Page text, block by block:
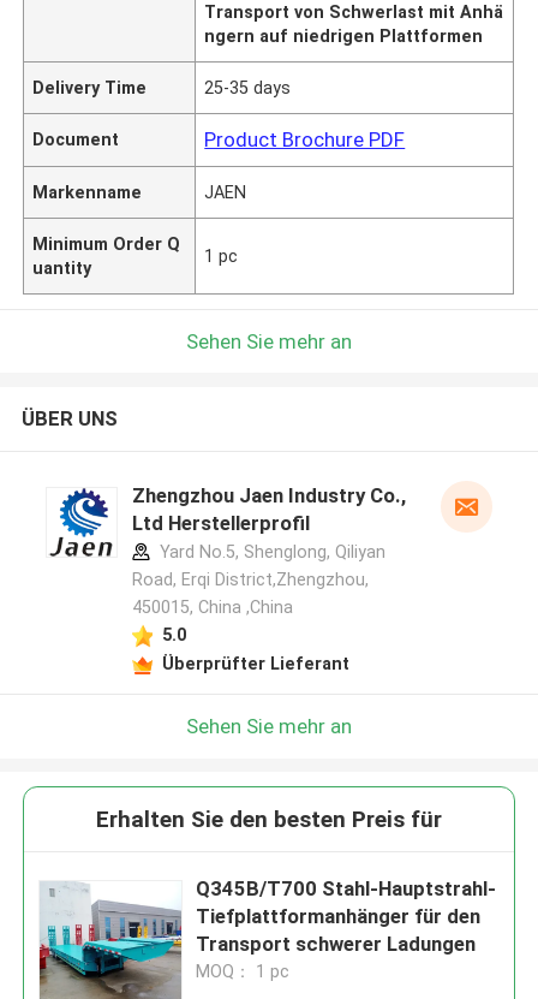
Transport von Schwerlast mit Anhä
ngern auf niedrigen Plattformen
Delivery Time 25-35 days
Document Product Brochure PDF
Markenname JAEN
Minimum Order Q
uantity
1 pc
Sehen Sie mehr an
ÜBER UNS
Zhengzhou Jaen Industry Co.,
Ltd Herstellerprofil
Yard No.5, Shenglong, Qiliyan
Road, Erqi District,Zhengzhou,
450015, China ,China
5.0
Überprüfter Lieferant
Sehen Sie mehr an
Erhalten Sie den besten Preis für
Q345B/T700 Stahl-Hauptstrahl-
Tiefplattformanhänger für den
Transport schwerer Ladungen
MOQ： 1 pc